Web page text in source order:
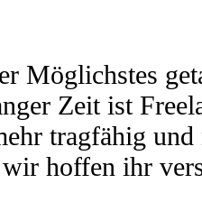
Möglichstes
Zeit ist
tragfähig
hoffen ihr